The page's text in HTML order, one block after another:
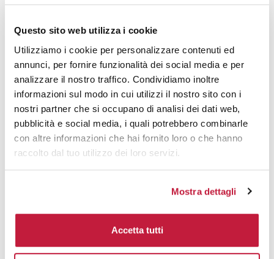
Questo sito web utilizza i cookie
Utilizziamo i cookie per personalizzare contenuti ed
annunci, per fornire funzionalità dei social media e per
analizzare il nostro traffico. Condividiamo inoltre
informazioni sul modo in cui utilizzi il nostro sito con i
nostri partner che si occupano di analisi dei dati web,
pubblicità e social media, i quali potrebbero combinarle
con altre informazioni che hai fornito loro o che hanno
raccolto dal tuo utilizzo dei loro servizi.
Mostra dettagli
Accetta tutti
L'Oversize Hoody combina abbigliamento sportivo
classico con dettagli interessanti: il materiale morbido
della felpa e le...
prezzo da € 20,45
Felpa con cappuccio regular fit